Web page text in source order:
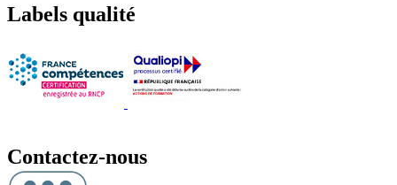
Labels qualité
Contactez-nous